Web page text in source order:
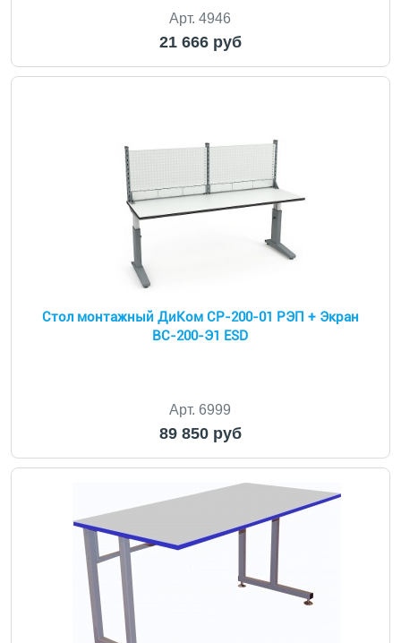
Арт. 4946
21 666 руб
Cтол монтажный ДиКом СР-200-01 РЭП + Экран
ВС-200-Э1 ESD
Арт. 6999
89 850 руб